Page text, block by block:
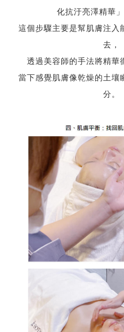
化抗汙亮澤精華
這個步驟主要是幫肌膚注入
去，
透過美容師的手法將精華
當下感覺肌膚像乾燥的土壤
分。